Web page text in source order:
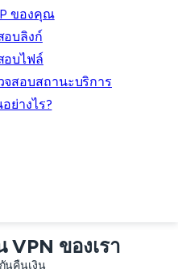
ของคุณ
อบลิงก์
อบไฟล์
จสอบสถานะบริการ
ย่างไร?
VPN ของเรา
นคืนเงิน